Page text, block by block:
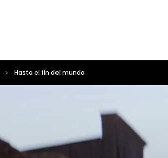
Hasta el fin del mundo